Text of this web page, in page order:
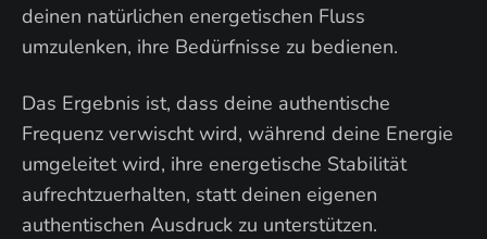
deinen natürlichen energetischen Fluss
umzulenken, ihre Bedürfnisse zu bedienen.
Das Ergebnis ist, dass deine authentische
Frequenz verwischt wird, während deine Energie
umgeleitet wird, ihre energetische Stabilität
aufrechtzuerhalten, statt deinen eigenen
authentischen Ausdruck zu unterstützen.